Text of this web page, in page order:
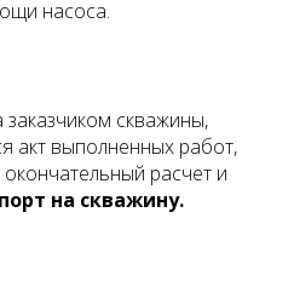
насоса.
скважины,
акт выполненных работ,
расчет и
на скважину.